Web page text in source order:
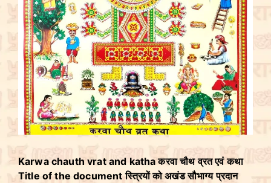
Karwa chauth vrat and katha करवा चौथ व्रत एवं कथा
Title of the document स्त्रियों को अखंड सौभाग्य प्रदान